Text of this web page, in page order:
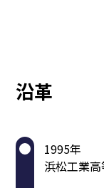
沿革
1995年
浜松工業